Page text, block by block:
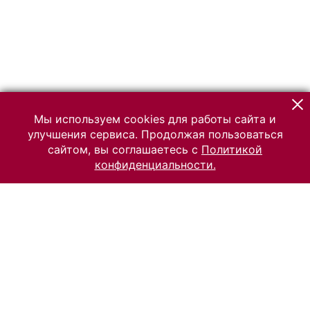
Мы используем cookies для работы сайта и
улучшения сервиса. Продолжая пользоваться
сайтом, вы соглашаетесь с Политикой
конфиденциальности.